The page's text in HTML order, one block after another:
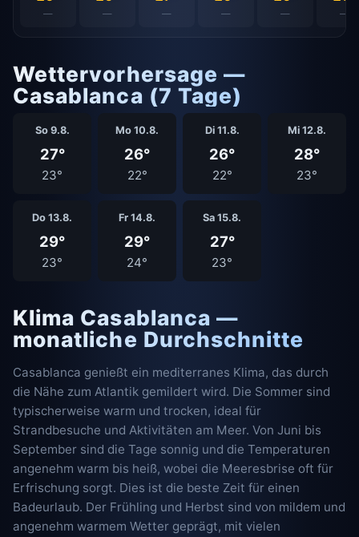
— — — — — —
Wettervorhersage —
Casablanca (7 Tage)
So 9.8.
27°
23°
Mo 10.8.
26°
22°
Di 11.8.
26°
22°
Mi 12.8.
28°
23°
Do 13.8.
29°
23°
Fr 14.8.
29°
24°
Sa 15.8.
27°
23°
Klima Casablanca —
monatliche Durchschnitte
Casablanca genießt ein mediterranes Klima, das durch
die Nähe zum Atlantik gemildert wird. Die Sommer sind
typischerweise warm und trocken, ideal für
Strandbesuche und Aktivitäten am Meer. Von Juni bis
September sind die Tage sonnig und die Temperaturen
angenehm warm bis heiß, wobei die Meeresbrise oft für
Erfrischung sorgt. Dies ist die beste Zeit für einen
Badeurlaub. Der Frühling und Herbst sind von mildem und
angenehm warmem Wetter geprägt, mit vielen